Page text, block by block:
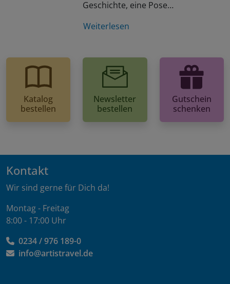
Geschichte, eine Pose…
Weiterlesen
Katalog
bestellen
Newsletter
bestellen
Gutschein
schenken
Kontakt
Wir sind gerne für Dich da!
Montag - Freitag
8:00 - 17:00 Uhr
0234 / 976 189-0
info@artistravel.de